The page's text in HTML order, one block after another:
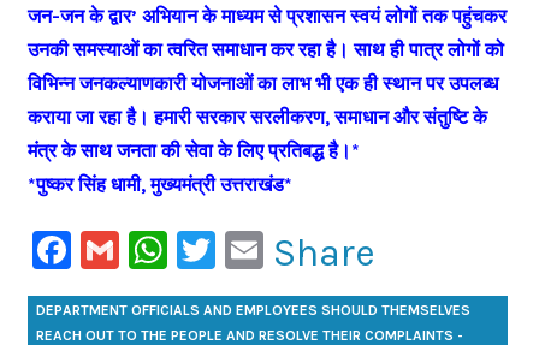
जन-जन के द्वार’ अभियान के माध्यम से प्रशासन स्वयं लोगों तक पहुंचकर
उनकी समस्याओं का त्वरित समाधान कर रहा है। साथ ही पात्र लोगों को
विभिन्न जनकल्याणकारी योजनाओं का लाभ भी एक ही स्थान पर उपलब्ध
कराया जा रहा है। हमारी सरकार सरलीकरण, समाधान और संतुष्टि के
मंत्र के साथ जनता की सेवा के लिए प्रतिबद्ध है।*
*पुष्कर सिंह धामी, मुख्यमंत्री उत्तराखंड*
Facebook
GmailWhatsApp
Twitter
Email
Share
DEPARTMENT OFFICIALS AND EMPLOYEES SHOULD THEMSELVES
REACH OUT TO THE PEOPLE AND RESOLVE THEIR COMPLAINTS -